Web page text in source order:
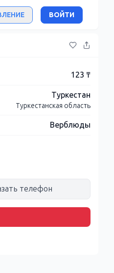
ВОЙТИ
123 ₸
Туркестан
Туркестанская область
Верблюды
телефон